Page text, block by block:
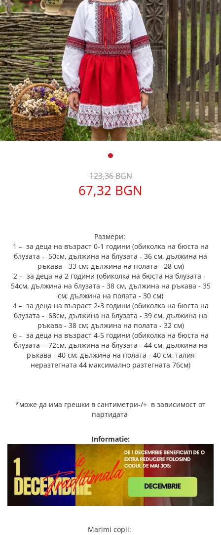
Дамски панталони
Дамски пуловери
Дамски сака
Дамски спортни комплекти
Дамски тениски
Дамски якета
Жилетка
Поли
123,36 BGN
67,32 BGN
Размери:
1 – за деца на възраст 0-1 години (обиколка на бюста на
блузата - 50см, дължина на блузата - 36 см, дължина на
ръкава - 33 см; дължина на полата - 28 см)
2 – за деца на 2 години (обиколка на бюста на блузата -
54см, дължина на блузата - 38 см, дължина на ръкава - 35
см; дължина на полата - 30 см)
4 – за деца на възраст 2-3 години (обиколка на бюста на
блузата - 68см, дължина на блузата - 39 см, дължина на
ръкава - 38 см; дължина на полата - 32 см)
6 – за деца на възраст 4-5 години (обиколка на бюста на
блузата - 72см, дължина на блузата - 44 см, дължина на
ръкава - 40 см; дължина на полата - 40 см, талия
неразтегната 44 максимално разтегната 76см)
*може да има грешки в сантиметри-/+ в зависимост от
партидата
Informatie:
Marimi copii: